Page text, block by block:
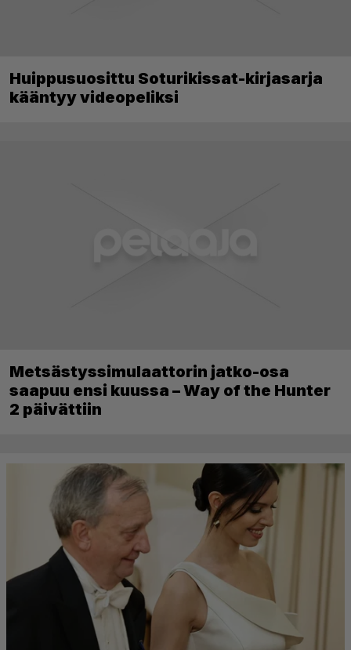
Huippusuosittu Soturikissat-kirjasarja
kääntyy videopeliksi
Metsästyssimulaattorin jatko-osa
saapuu ensi kuussa – Way of the Hunter
2 päivättiin